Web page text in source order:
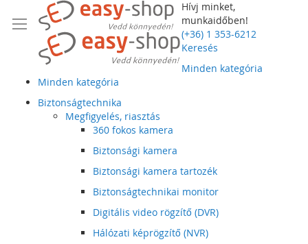
Hívj minket,
munkaidőben!
(+36) 1 353-6212
Keresés
Minden kategória
Minden kategória
Biztonságtechnika
Megfigyelés, riasztás
360 fokos kamera
Biztonsági kamera
Biztonsági kamera tartozék
Biztonságtechnikai monitor
Digitális video rögzítő (DVR)
Hálózati képrögzítő (NVR)